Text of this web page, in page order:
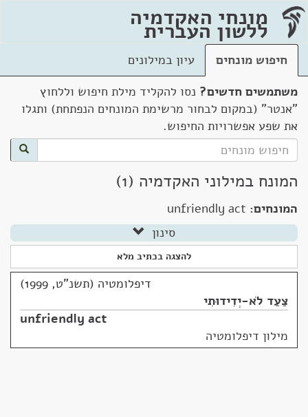
מונחי האקדמיה
ללשון העברית
חיפוש מונחים
עיון במילונים
משתמשים חדשים? נסו להקליד מילת חיפוש וללחוץ
"אנטר" (במקום לבחור מרשימת המונחים הנפתחת) ותגלו
את שפע אפשרויות החיפוש.
המונח במילוני האקדמיה (1)
המונחים: unfriendly act
סינון
להצגה בכתיב מלא
דיפלומטיה (תשנ"ט, 1999)
צַעַד לֹא-יְדִידוּתִי
unfriendly act
מילון דיפלומטיה